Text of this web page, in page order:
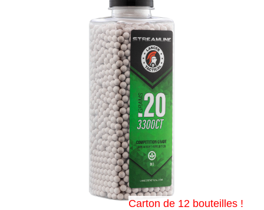
Carton de 12 bouteilles !